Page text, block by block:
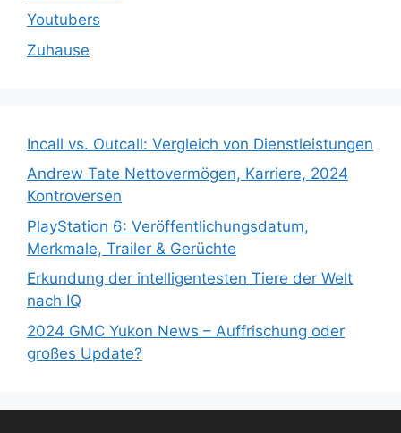
Youtubers
Zuhause
Incall vs. Outcall: Vergleich von Dienstleistungen
Andrew Tate Nettovermögen, Karriere, 2024
Kontroversen
PlayStation 6: Veröffentlichungsdatum,
Merkmale, Trailer & Gerüchte
Erkundung der intelligentesten Tiere der Welt
nach IQ
2024 GMC Yukon News – Auffrischung oder
großes Update?